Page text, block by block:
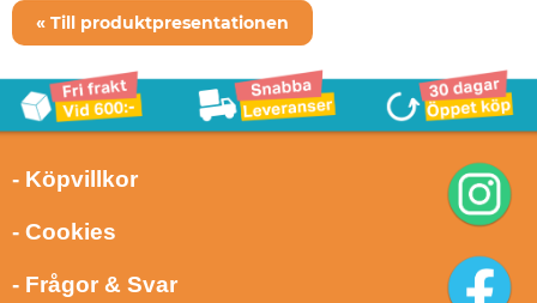
« Till produktpresentationen
- Köpvillkor
- Cookies
- Frågor & Svar